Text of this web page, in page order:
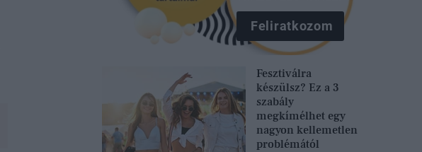
Feliratkozom
Fesztiválra
készülsz? Ez a 3
szabály
megkímélhet egy
nagyon kellemetlen
problémától